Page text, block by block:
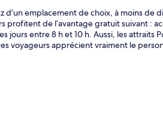
d’un emplacement de choix, à moins de
profitent de l’avantage gratuit suivant :
entre 8 h et 10 h. Aussi, les attraits
voyageurs apprécient vraiment le